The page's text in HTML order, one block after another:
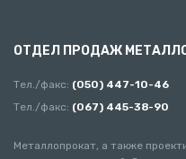
ОТДЕЛ ПРОДАЖ
Тел./факс: (050) 447-10-46
Тел./факс: (067) 445-38-90
Металлопрокат, а также